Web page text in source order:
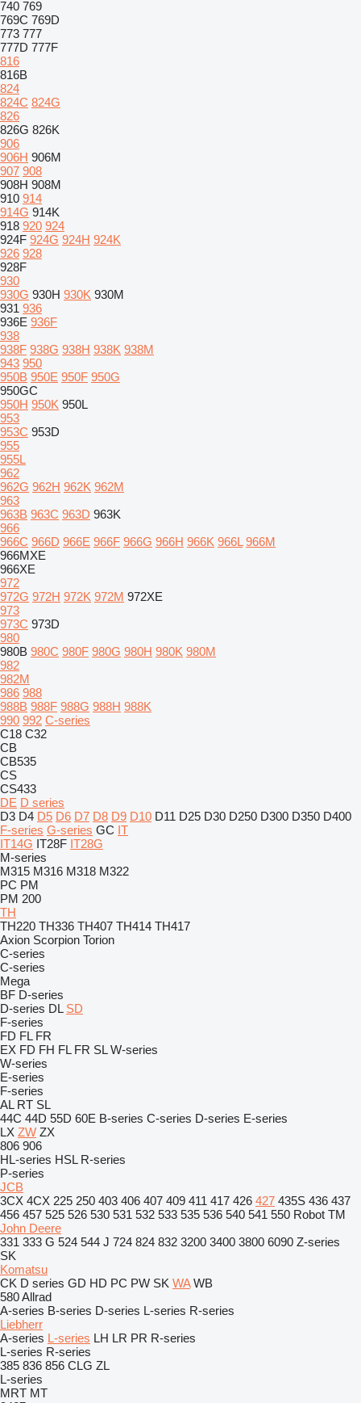
740 769
769C 769D
773 777
777D 777F
816
816B
824
824C 824G
826
826G 826K
906
906H 906M
907 908
908H 908M
910 914
914G 914K
918 920 924
924F 924G 924H 924K
926 928
928F
930
930G 930H 930K 930M
931 936
936E 936F
938
938F 938G 938H 938K 938M
943 950
950B 950E 950F 950G
950GC
950H 950K 950L
953
953C 953D
955
955L
962
962G 962H 962K 962M
963
963B 963C 963D 963K
966
966C 966D 966E 966F 966G 966H 966K 966L 966M
966MXE
966XE
972
972G 972H 972K 972M 972XE
973
973C 973D
980
980B 980C 980F 980G 980H 980K 980M
982
982M
986 988
988B 988F 988G 988H 988K
990 992 C-series
C18 C32
CB
CB535
CS
CS433
DE D series
D3 D4 D5 D6 D7 D8 D9 D10 D11 D25 D30 D250 D300 D350 D400
F-series G-series GC IT
IT14G IT28F IT28G
M-series
M315 M316 M318 M322
PC PM
PM 200
TH
TH220 TH336 TH407 TH414 TH417
Axion Scorpion Torion
C-series
C-series
Mega
BF D-series
D-series DL SD
F-series
FD FL FR
EX FD FH FL FR SL W-series
W-series
E-series
F-series
AL RT SL
44C 44D 55D 60E B-series C-series D-series E-series
LX ZW ZX
806 906
HL-series HSL R-series
P-series
JCB
3CX 4CX 225 250 403 406 407 409 411 417 426 427 435S 436 437
456 457 525 526 530 531 532 533 535 536 540 541 550 Robot TM
John Deere
331 333 G 524 544 J 724 824 832 3200 3400 3800 6090 Z-series
SK
Komatsu
CK D series GD HD PC PW SK WA WB
580Allrad
A-series B-series D-series L-series R-series
Liebherr
A-series L-series LH LR PR R-series
L-series R-series
385 836 856 CLG ZL
L-series
MRT MT